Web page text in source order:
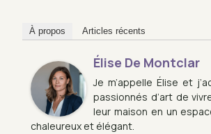
À propos Articles récents
Élise De Montclar
Je m’appelle Élise et
passionnés d’art de
leur maison en un
chaleureux et élégant.